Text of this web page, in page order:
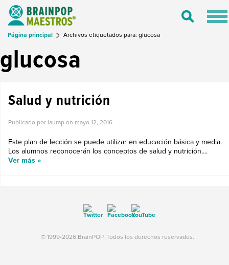
Toggle
Página principal Archivos etiquetados para: glucosa
glucosa
Salud y nutrición
Publicado por laurap on mayo 12, 2016
Este plan de lección se puede utilizar en educación básica y media.
Los alumnos reconocerán los conceptos de salud y nutrición....
Ver más »
© 1999-2026 BrainPOP. Todos los derechos reservados.